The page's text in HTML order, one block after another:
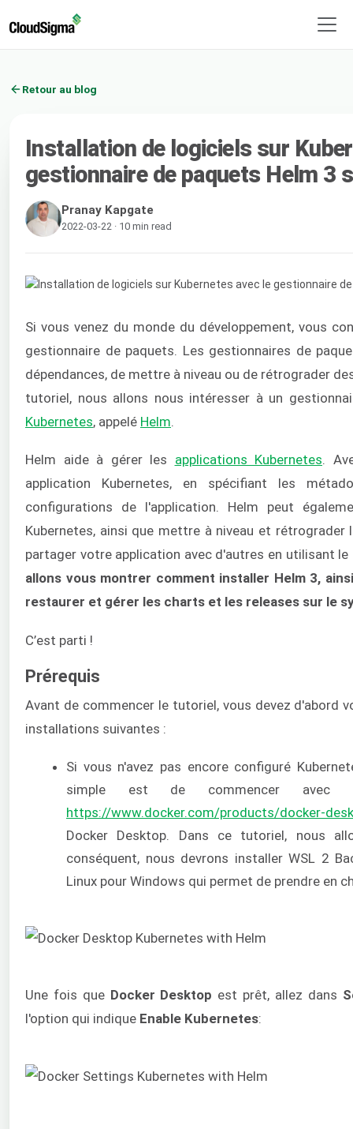
Retour au blog
Installation de logiciels sur
gestionnaire de paquets Helm 3
Pranay Kapgate
2022-03-22 · 10 min read
Si vous venez du monde du développement, vous
gestionnaire de paquets. Les gestionnaires de
dépendances, de mettre à niveau ou de rétrograder
tutoriel, nous allons nous intéresser à un
Kubernetes, appelé Helm
Helm aide à gérer les applications Kubernetes.
application Kubernetes, en spécifiant les
configurations de l'application. Helm peut
Kubernetes, ainsi que mettre à niveau et rétrograder
partager votre application avec d'autres en utilisant
allons vous montrer comment installer Helm 3,
restaurer et gérer les charts et les releases sur le
C’est parti !
Prérequis
Avant de commencer le tutoriel, vous devez d'abord
installations suivantes :
Si vous n'avez pas encore configuré
simple est de commencer avec
https://www.docker.com/products/docker-
Docker Desktop. Dans ce tutoriel, nous
conséquent, nous devrons installer WSL 2
Linux pour Windows qui permet de prendre en
Une fois que Docker Desktop est prêt, allez dans
l'option qui indique Enable Kubernetes: